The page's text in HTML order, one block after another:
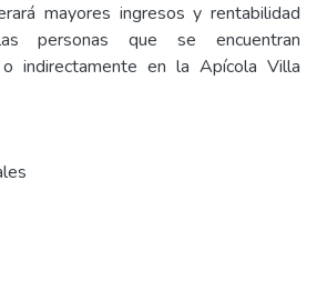
mayores ingresos y rentabilidad
personas que se encuentran
o indirectamente en la Apícola Villa